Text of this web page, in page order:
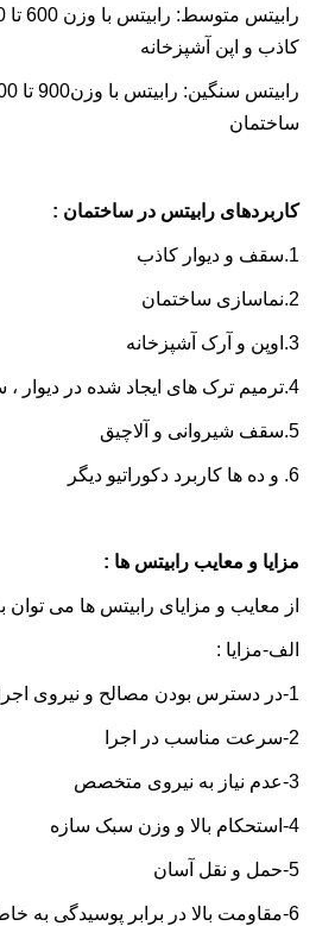
کاذب و اپن آشپزخانه
ساختمان
کاربردهای رابیتس در ساختمان :
1.سقف و دیوار کاذب
2.نماسازی ساختمان
3.اوپن و آرک آشپزخانه
4.ترمیم ترک های ایجاد شده در دیوار ، سقف و نما
5.سقف شیروانی و آلاچیق
6. و ده ها کاربرد دکوراتیو دیگر
مزایا و معایب رابیتس ها :
از معایب و مزایای رابیتس ها می توان
الف-مزایا :
1-در دسترس بودن مصالح و نیروی اجرایی رابیتس کاری
2-سرعت مناسب در اجرا
3-عدم نیاز به نیروی متخصص
4-استحکام بالا و وزن سبک سازه
5-حمل و نقل آسان
6-مقاومت بالا در برابر پوسیدگی به خاطر گالوانیزه بودن